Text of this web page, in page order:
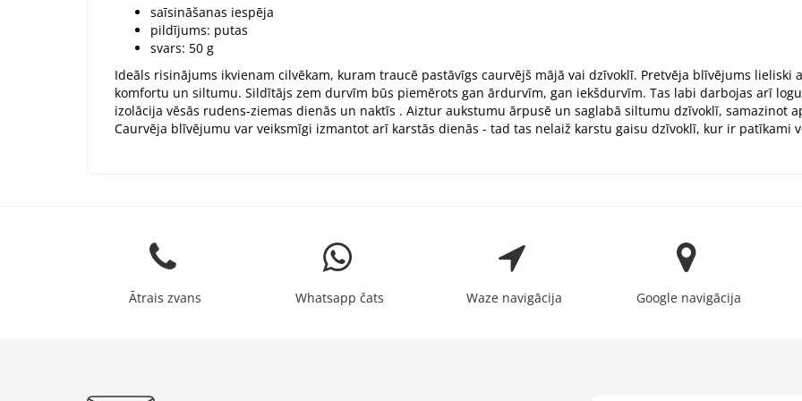
saīsināšanas iespēja
pildījums: putas
svars: 50 g
Ideāls risinājums ikvienam cilvēkam, kuram traucē pastāvīgs caurvējš mājā vai dzīvoklī. Pretvēja blīvējums
komfortu un siltumu. Sildītājs zem durvīm būs piemērots gan ārdurvīm, gan iekšdurvīm. Tas labi darbojas arī
izolācija vēsās rudens-ziemas dienās un naktīs . Aiztur aukstumu ārpusē un saglabā siltumu dzīvoklī, samazinot
Caurvēja blīvējumu var veiksmīgi izmantot arī karstās dienās - tad tas nelaiž karstu gaisu dzīvoklī, kur ir patīkami
Ātrais zvans Whatsapp čats Waze navigācija Google navigācija